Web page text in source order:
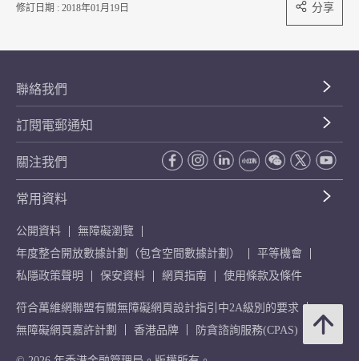
修訂日期 : 2018年01月19日 分享
聯絡我們
訂閱電郵通知
關注我們
常用資料
公開資料
無障礙瀏覽
年度整合開放數據計劃（包含空間數據計劃）
平等機會
私隱政策聲明
保安資料 網頁指南 使用條款及條件
符合萬維網聯盟有關無障礙網頁設計指引中2A級別的要求
無障礙網頁嘉許計劃
香港品牌 防貪諮詢服務(CPAS)